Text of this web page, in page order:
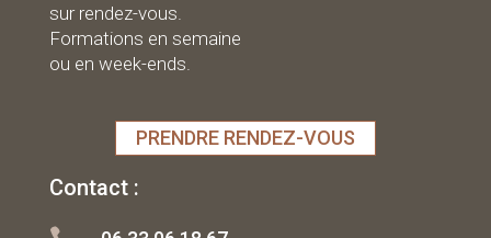
sur rendez-vous.
Formations en semaine
ou en week-ends.
PRENDRE RENDEZ-VOUS
Contact :